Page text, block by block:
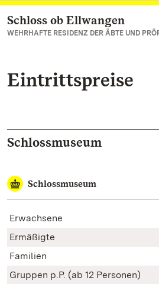
Zum Hauptinhalt springen
Schloss ob Ellwangen
WEHRHAFTE RESIDENZ DER ÄBTE UND
Eintrittspreise
Schlossmuseum
Schlossmuseum
Erwachsene
Ermäßigte
Familien
Gruppen p.P. (ab 12 Personen)